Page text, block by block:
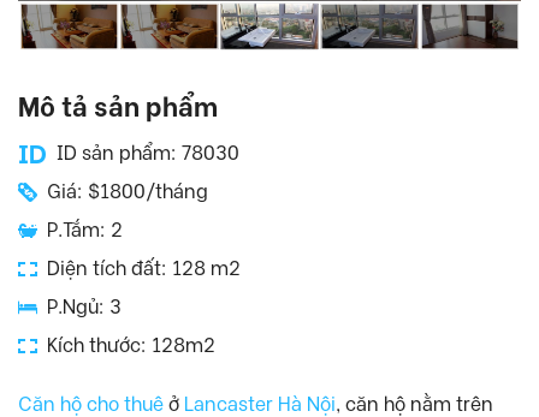
Mô tả sản phẩm
ID sản phẩm: 78030
Giá: $1800/tháng
P.Tắm: 2
Diện tích đất: 128 m2
P.Ngủ: 3
Kích thước: 128m2
Căn hộ cho thuê ở Lancaster Hà Nội, căn hộ nằm trên